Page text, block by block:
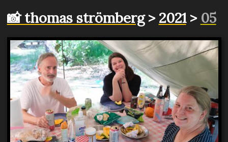
📸 thomas strömberg> 2021> 05